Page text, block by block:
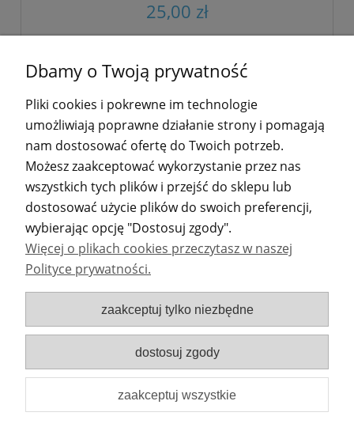
25,00 zł
« 1 2 3 4 5 6 »
POMOC
MOJE KONTO
INFORMACJE
DANE ADRESOWE
Dbamy o Twoją prywatność
Pliki cookies i pokrewne im technologie
umożliwiają poprawne działanie strony i pomagają
nam dostosować ofertę do Twoich potrzeb.
Możesz zaakceptować wykorzystanie przez nas
wszystkich tych plików i przejść do sklepu lub
dostosować użycie plików do swoich preferencji,
wybierając opcję "Dostosuj zgody".
Więcej o plikach cookies przeczytasz w naszej
Polityce prywatności.
zaakceptuj tylko niezbędne
dostosuj zgody
zaakceptuj wszystkie